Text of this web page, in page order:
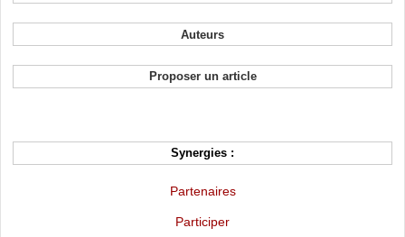
Auteurs
Proposer un article
Synergies :
Partenaires
Participer